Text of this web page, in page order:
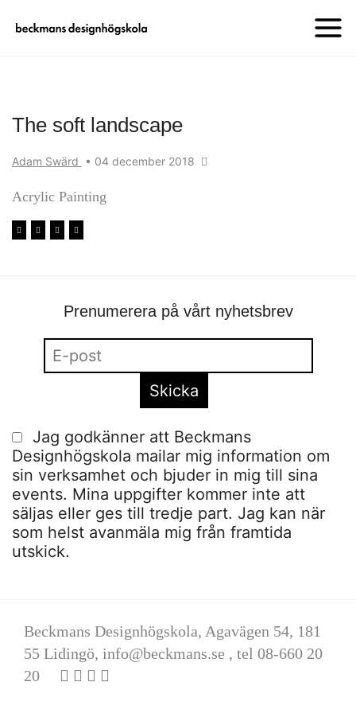
The soft landscape
Adam Swärd • 04 december 2018
Acrylic Painting
Prenumerera på vårt nyhetsbrev
Jag godkänner att Beckmans
Designhögskola mailar mig information om
sin verksamhet och bjuder in mig till sina
events. Mina uppgifter kommer inte att
säljas eller ges till tredje part. Jag kan när
som helst avanmäla mig från framtida
utskick.
Beckmans Designhögskola, Agavägen 54, 181
55 Lidingö, info@beckmans.se , tel 08-660 20
20